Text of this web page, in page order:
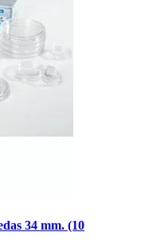
34 mm. (10